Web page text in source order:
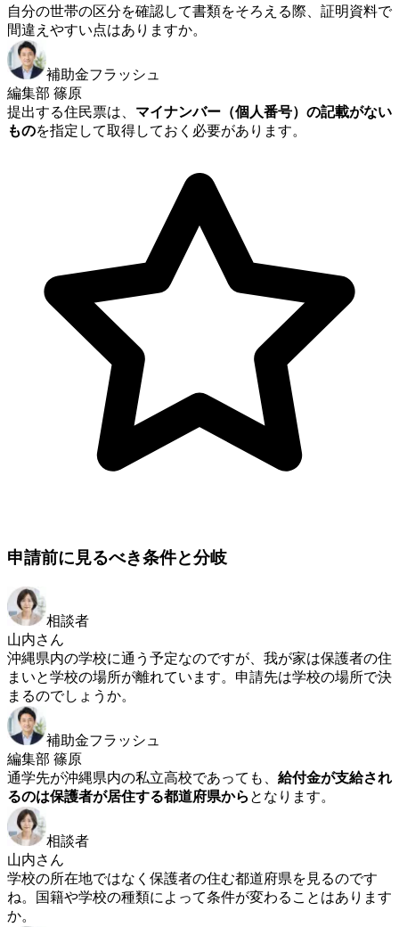
自分の世帯の区分を確認して書類をそろえる際、証明資料で
間違えやすい点はありますか。
補助金フラッシュ
編集部 篠原
提出する住民票は、 マイナンバー（個人番号）の記載がない
ものを指定して取得しておく必要があります。
申請前に見るべき条件と分岐
相談者
山内さん
沖縄県内の学校に通う予定なのですが、我が家は保護者の住
まいと学校の場所が離れています。申請先は学校の場所で決
まるのでしょうか。
補助金フラッシュ
編集部 篠原
通学先が沖縄県内の私立高校であっても、 給付金が支給され
るのは保護者が居住する都道府県から となります。
相談者
山内さん
学校の所在地ではなく保護者の住む都道府県を見るのです
ね。国籍や学校の種類によって条件が変わることはあります
か。